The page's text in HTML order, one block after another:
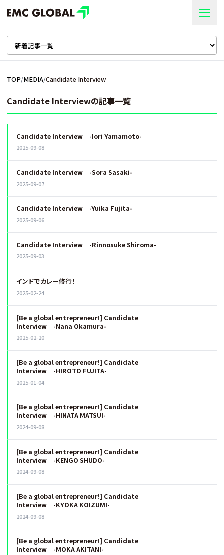
TOP/MEDIA/Candidate Interview
Candidate Interviewの記事一覧
Candidate Interview -Iori Yamamoto-
2025-09-08
Candidate Interview -Sora Sasaki-
2025-09-07
Candidate Interview -Yuika Fujita-
2025-09-06
Candidate Interview -Rinnosuke Shiroma-
2025-09-03
インドでカレー修行！
2025-02-24
[Be a global entrepreneur!] Candidate
Interview -Nana Okamura-
2025-02-20
[Be a global entrepreneur!] Candidate
Interview -HIROTO FUJITA-
2025-01-04
[Be a global entrepreneur!] Candidate
Interview -HINATA MATSUI-
2024-09-08
[Be a global entrepreneur!] Candidate
Interview -KENGO SHUDO-
2024-09-08
[Be a global entrepreneur!] Candidate
Interview -KYOKA KOIZUMI-
2024-09-08
[Be a global entrepreneur!] Candidate
Interview -MOKA AKITANI-